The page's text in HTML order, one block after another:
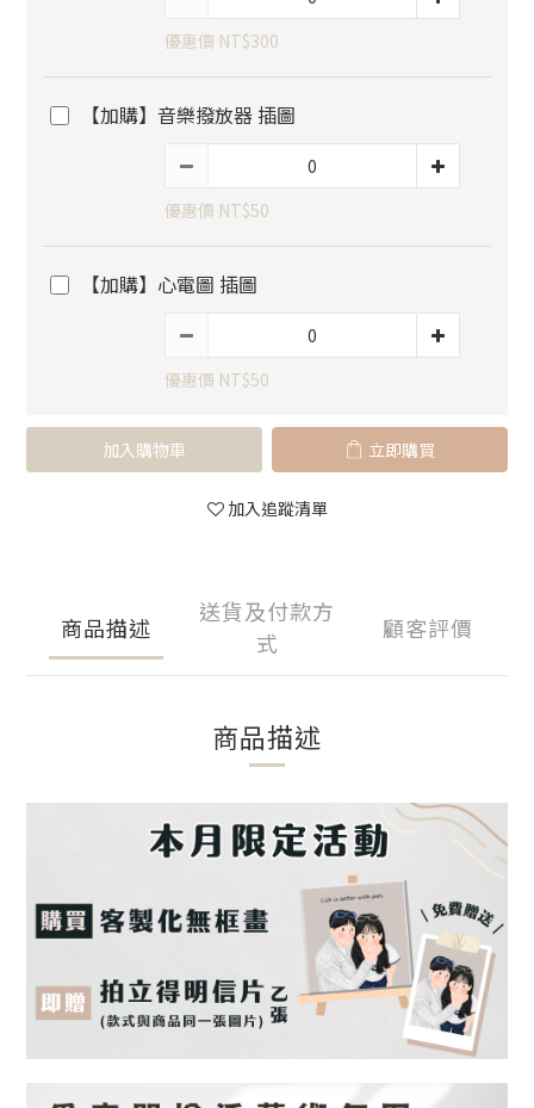
優惠價 NT$300
【加購】音樂撥放器 插圖
優惠價 NT$50
【加購】心電圖 插圖
優惠價 NT$50
加入購物車 立即購買
加入追蹤清單
商品描述
送貨及付款方
式
顧客評價
商品描述